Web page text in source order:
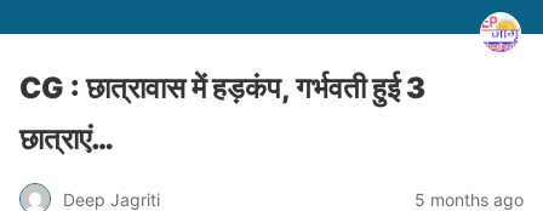
CG : छात्रावास में हड़कंप, गर्भवती हुई 3
छात्राएं…
Deep Jagriti 5 months ago